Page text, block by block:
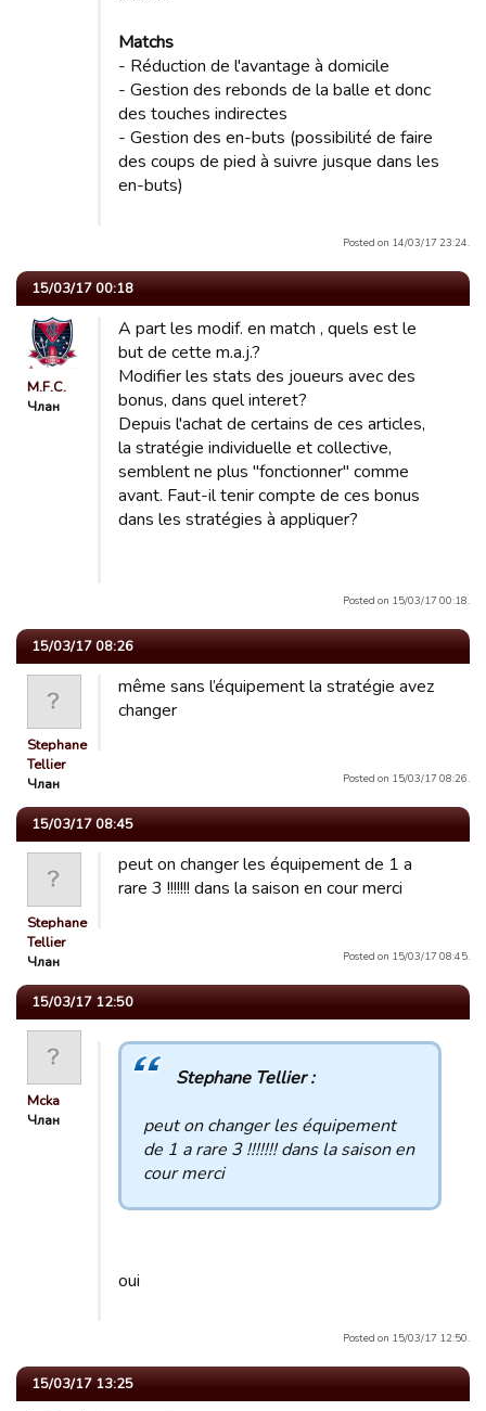
Matchs
- Réduction de l'avantage à domicile
- Gestion des rebonds de la balle et donc
des touches indirectes
- Gestion des en-buts (possibilité de faire
des coups de pied à suivre jusque dans les
en-buts)
Posted on 14/03/17 23:24.
15/03/17 00:18
M.F.C.
Члан
A part les modif. en match , quels est le
but de cette m.a.j.?
Modifier les stats des joueurs avec des
bonus, dans quel interet?
Depuis l'achat de certains de ces articles,
la stratégie individuelle et collective,
semblent ne plus "fonctionner" comme
avant. Faut-il tenir compte de ces bonus
dans les stratégies à appliquer?
Posted on 15/03/17 00:18.
15/03/17 08:26
Stephane
Tellier
Члан
même sans l’équipement la stratégie avez
changer
Posted on 15/03/17 08:26.
15/03/17 08:45
Stephane
Tellier
Члан
peut on changer les équipement de 1 a
rare 3 !!!!!!! dans la saison en cour merci
Posted on 15/03/17 08:45.
15/03/17 12:50
Mcka
Члан
Stephane Tellier :
peut on changer les équipement
de 1 a rare 3 !!!!!!! dans la saison en
cour merci
oui
Posted on 15/03/17 12:50.
15/03/17 13:25